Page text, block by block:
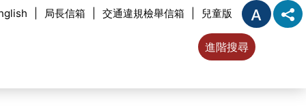
局長信箱 交通違規檢舉信箱 兒童版
進階搜尋